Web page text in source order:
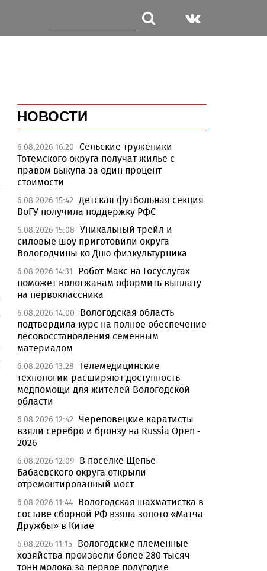
НОВОСТИ
6.08.2026 16:20 Сельские труженики
Тотемского округа получат жилье с
правом выкупа за один процент
стоимости
6.08.2026 15:42 Детская футбольная секция
ВоГУ получила поддержку РФС
6.08.2026 15:08 Уникальный трейл и
силовые шоу приготовили округа
Вологодчины ко Дню физкультурника
6.08.2026 14:31
Робот Макс на Госуслугах
поможет вологжанам оформить выплату
на первоклассника
6.08.2026 14:00
Вологодская область
подтвердила курс на полное обеспечение
лесовосстановления семенным
материалом
6.08.2026 13:28 Телемедицинские
технологии расширяют доступность
медпомощи для жителей Вологодской
области
6.08.2026 12:42 Череповецкие каратисты
взяли серебро и бронзу на Russia Open -
2026
6.08.2026 12:09 В поселке Щепье
Бабаевского округа открыли
отремонтированный мост
6.08.2026 11:44 Вологодская шахматистка в
составе сборной РФ взяла золото «Матча
Дружбы» в Китае
6.08.2026 11:15 Вологодские племенные
хозяйства произвели более 280 тысяч
тонн молока за первое полугодие